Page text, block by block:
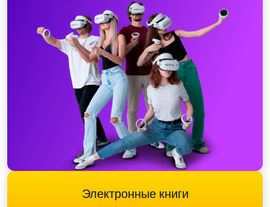
Электронные книги